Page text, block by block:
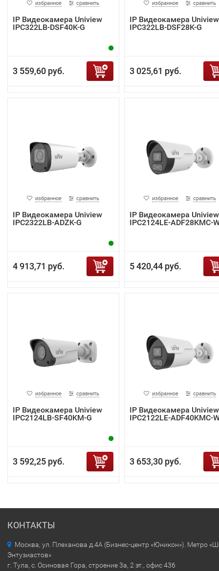
избранное сравнить
IP Видеокамера Uniview
IPC322LB-DSF40K-G
3 559,60 руб.
избранное сравнить
IP Видеокамера Uniview
IPC322LB-DSF28K-G
3 025,61 руб.
избранное сравнить
IP Видеокамера Uniview
IPC2322LB-ADZK-G
4 913,71 руб.
избранное сравнить
IP Видеокамера Uniview
IPC2124LE-ADF28KMC-
5 420,44 руб.
избранное сравнить
IP Видеокамера Uniview
IPC2124LB-SF40KM-G
3 592,25 руб.
избранное сравнить
IP Видеокамера Uniview
IPC2122LE-ADF40KMC-
3 653,30 руб.
КОНТАКТЫ
Москва, ул. Плеханова д.4А (Бизнес-центр «Юникон»). Метро
Энтузиастов»
г. Тула, с. Осиновая Гора, строение 3а, 2 эт., офис 436